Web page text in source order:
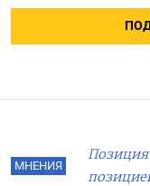
МНЕНИЯ
Позиция